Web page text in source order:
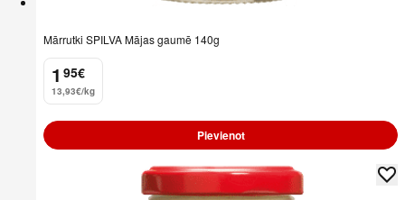
Mārrutki SPILVA Mājas gaumē 140g
1
. 95€
13,93€/kg
Pievienot